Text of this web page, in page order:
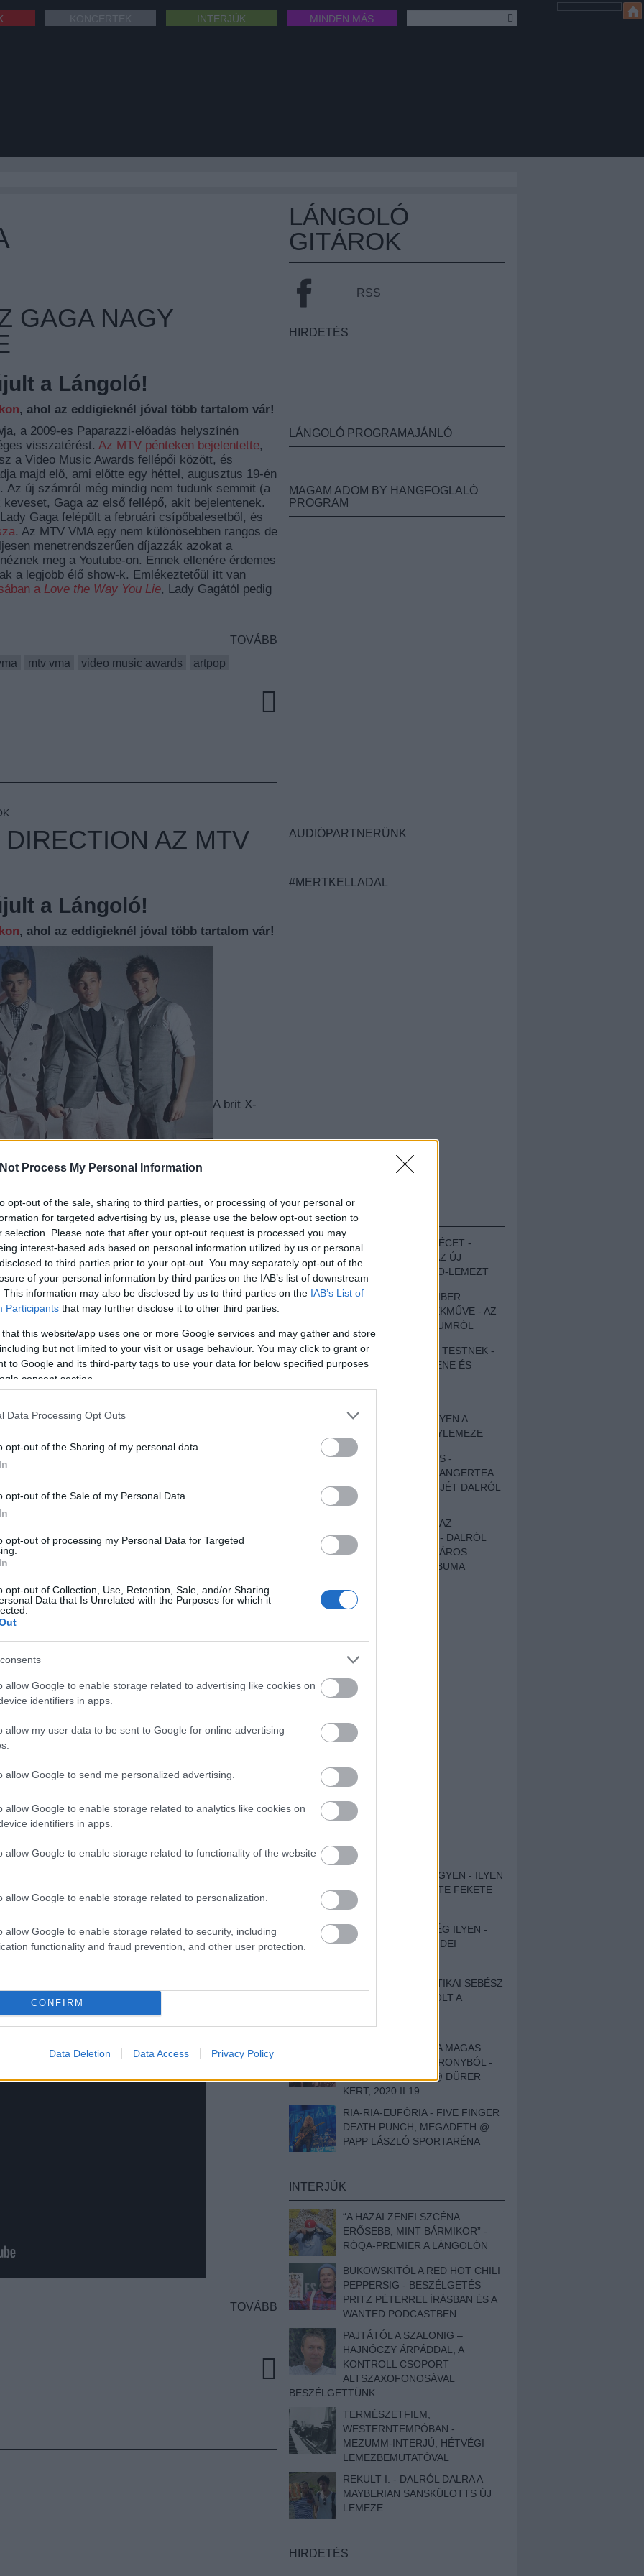
Process My Personal Information
opt-out of the sale, sharing to third parties, or processing of your personal or
for targeted advertising by us, please use the below opt-out section to
selection. Please note that after your opt-out request is processed you may
interest-based ads based on personal information utilized by us or personal
to third parties prior to your opt-out. You may separately opt-out of the
of your personal information by third parties on the IAB’s list of downstream
This information may also be disclosed by us to third parties on the IAB’s List of
Participants that may further disclose it to other third parties.
that this website/app uses one or more Google services and may gather and store
but not limited to your visit or usage behaviour. You may click to grant or
to Google and its third-party tags to use your data for below specified purposes
consent section.
Data Processing Opt Outs
opt-out of the Sharing of my personal data.
opt-out of the Sale of my Personal Data.
opt-out of processing my Personal Data for Targeted
opt-out of Collection, Use, Retention, Sale, and/or Sharing
Data that Is Unrelated with the Purposes for which it
allow Google to enable storage related to advertising like cookies on
identifiers in apps.
allow my user data to be sent to Google for online advertising
allow Google to send me personalized advertising.
allow Google to enable storage related to analytics like cookies on
identifiers in apps.
allow Google to enable storage related to functionality of the website
allow Google to enable storage related to personalization.
allow Google to enable storage related to security, including
functionality and fraud prevention, and other user protection.
CONFIRM
Data Deletion Data Access Privacy Policy
INTERJÚK MINDEN MÁS
GAGA NAGY
a Lángoló!
, ahol az eddigieknél jóval több tartalom vár!
a 2009-es Paparazzi-előadás helyszínén
visszatérést. Az MTV pénteken bejelentette,
a Video Music Awards fellépői között, és
majd elő, ami előtte egy héttel, augusztus 19-én
Az új számról még mindig nem tudunk semmit (a
Gaga az első fellépő, akit bejelentenek.
Gaga felépült a februári csípőbalesetből, és
. Az MTV VMA egy nem különösebben rangos de
menetrendszerűen díjazzák azokat a
meg a Youtube-on. Ennek ellenére érdemes
a legjobb élő show-k. Emlékeztetőül itt van
a Love the Way You Lie, Lady Gagától pedig
TOVÁBB
mtv vma video music awards artpop
DIRECTION AZ MTV
a Lángoló!
, ahol az eddigieknél jóval több tartalom vár!
A brit X-
MTV zenevideós díjátadójának három
popvideó - megelőzve ezzel Rihannát és
díja és a közönségnél is ők voltak a
első brit zenekar, akiknek sikerült egy lemezes
a Billboard 200-as listáján. Rihanna öt jelölésből
kel készítettWe Found Love
-ért. A hiphop
egy, a férfiaknál Chris "
Asszonyverő
" Brown két
Drake-et pedig Lil Wayne-nel készített
először bevezetett elektronikus zenei
NYERT AZ MTV
a Lángoló!
es Video Music Awards-ot, aminek legnagyobb
volt a maga 4 díjával, amiket a Rolling in the
kapott.
TOVÁBB
LÁNGOLÓ
GITÁROK
RSS
HIRDETÉS
LÁNGOLÓ PROGRAMAJÁNLÓ
MAGAM ADOM BY HANGFOGLALÓ
PROGRAM
AUDIÓPARTNERÜNK
#MERTKELLADAL
EZT HALLGASD!
MEGUGROTTÁK A LÉCET -
MEGHALLGATTUK AZ ÚJ
PROTEST THE HERO-LEMEZT
EGY DÜHÖS VÉNEMBER
UNIVERZÁLIS REMEKMŰVE - AZ
ÚJ BOB DYLAN-ALBUMRÓL
ZENE LÉLEKNEK ÉS TESTNEK -
AUTENTIKUS NÉPZENE ÉS
SZOMORKODÁS - ILYEN A
KATATONIA ÚJ NAGYLEMEZE
CROCODILE NERVES -
HALLGASD MEG AZ ANGERTEA
MA MEGJELENT EP-JÉT DALRÓL
DALRA!
A FELELŐSSÉGTŐL AZ
ELLOPOTT FÖLDIG - DALRÓL
DALRA A KÉPZELT VÁROS
SAMIZDAT CÍMŰ ALBUMA
HIRDETÉS
BESZÁMOLÓK
ZENÉS TÁBOR A HEGYEN - ILYEN
VOLT A VÍRUS SZÜLTE FEKETE
ZAJ FESZTIVÁL
SOHA NEM VOLT MÉG ILYEN -
BESZÁMOLÓNK AZ IDEI
EGY HALLÁSPLASZTIKAI SEBÉSZ
NAPLÓJA - ILYEN VOLT A
DOKUMENTUMFILM
MÉLY FÉRFIBÁNAT A MAGAS
ELEFÁNTCSONTTORONYBÓL -
LEPROUS, KLONE @ DÜRER
KERT, 2020.II.19.
RIA-RIA-EUFÓRIA - FIVE FINGER
DEATH PUNCH, MEGADETH @
PAPP LÁSZLÓ SPORTARÉNA
INTERJÚK
“A HAZAI ZENEI SZCÉNA
ERŐSEBB, MINT BÁRMIKOR” -
RÓQA-PREMIER A LÁNGOLÓN
BUKOWSKITÓL A RED HOT CHILI
PEPPERSIG - BESZÉLGETÉS
PRITZ PÉTERREL ÍRÁSBAN ÉS A
WANTED PODCASTBEN
PAJTÁTÓL A SZALONIG –
HAJNÓCZY ÁRPÁDDAL, A
KONTROLL CSOPORT
ALTSZAXOFONOSÁVAL
BESZÉLGETTÜNK
TERMÉSZETFILM,
WESTERNTEMPÓBAN -
MEZUMM-INTERJÚ, HÉTVÉGI
LEMEZBEMUTATÓVAL
REKULT I. - DALRÓL DALRA A
MAYBERIAN SANSKÜLOTTS ÚJ
LEMEZE
HIRDETÉS